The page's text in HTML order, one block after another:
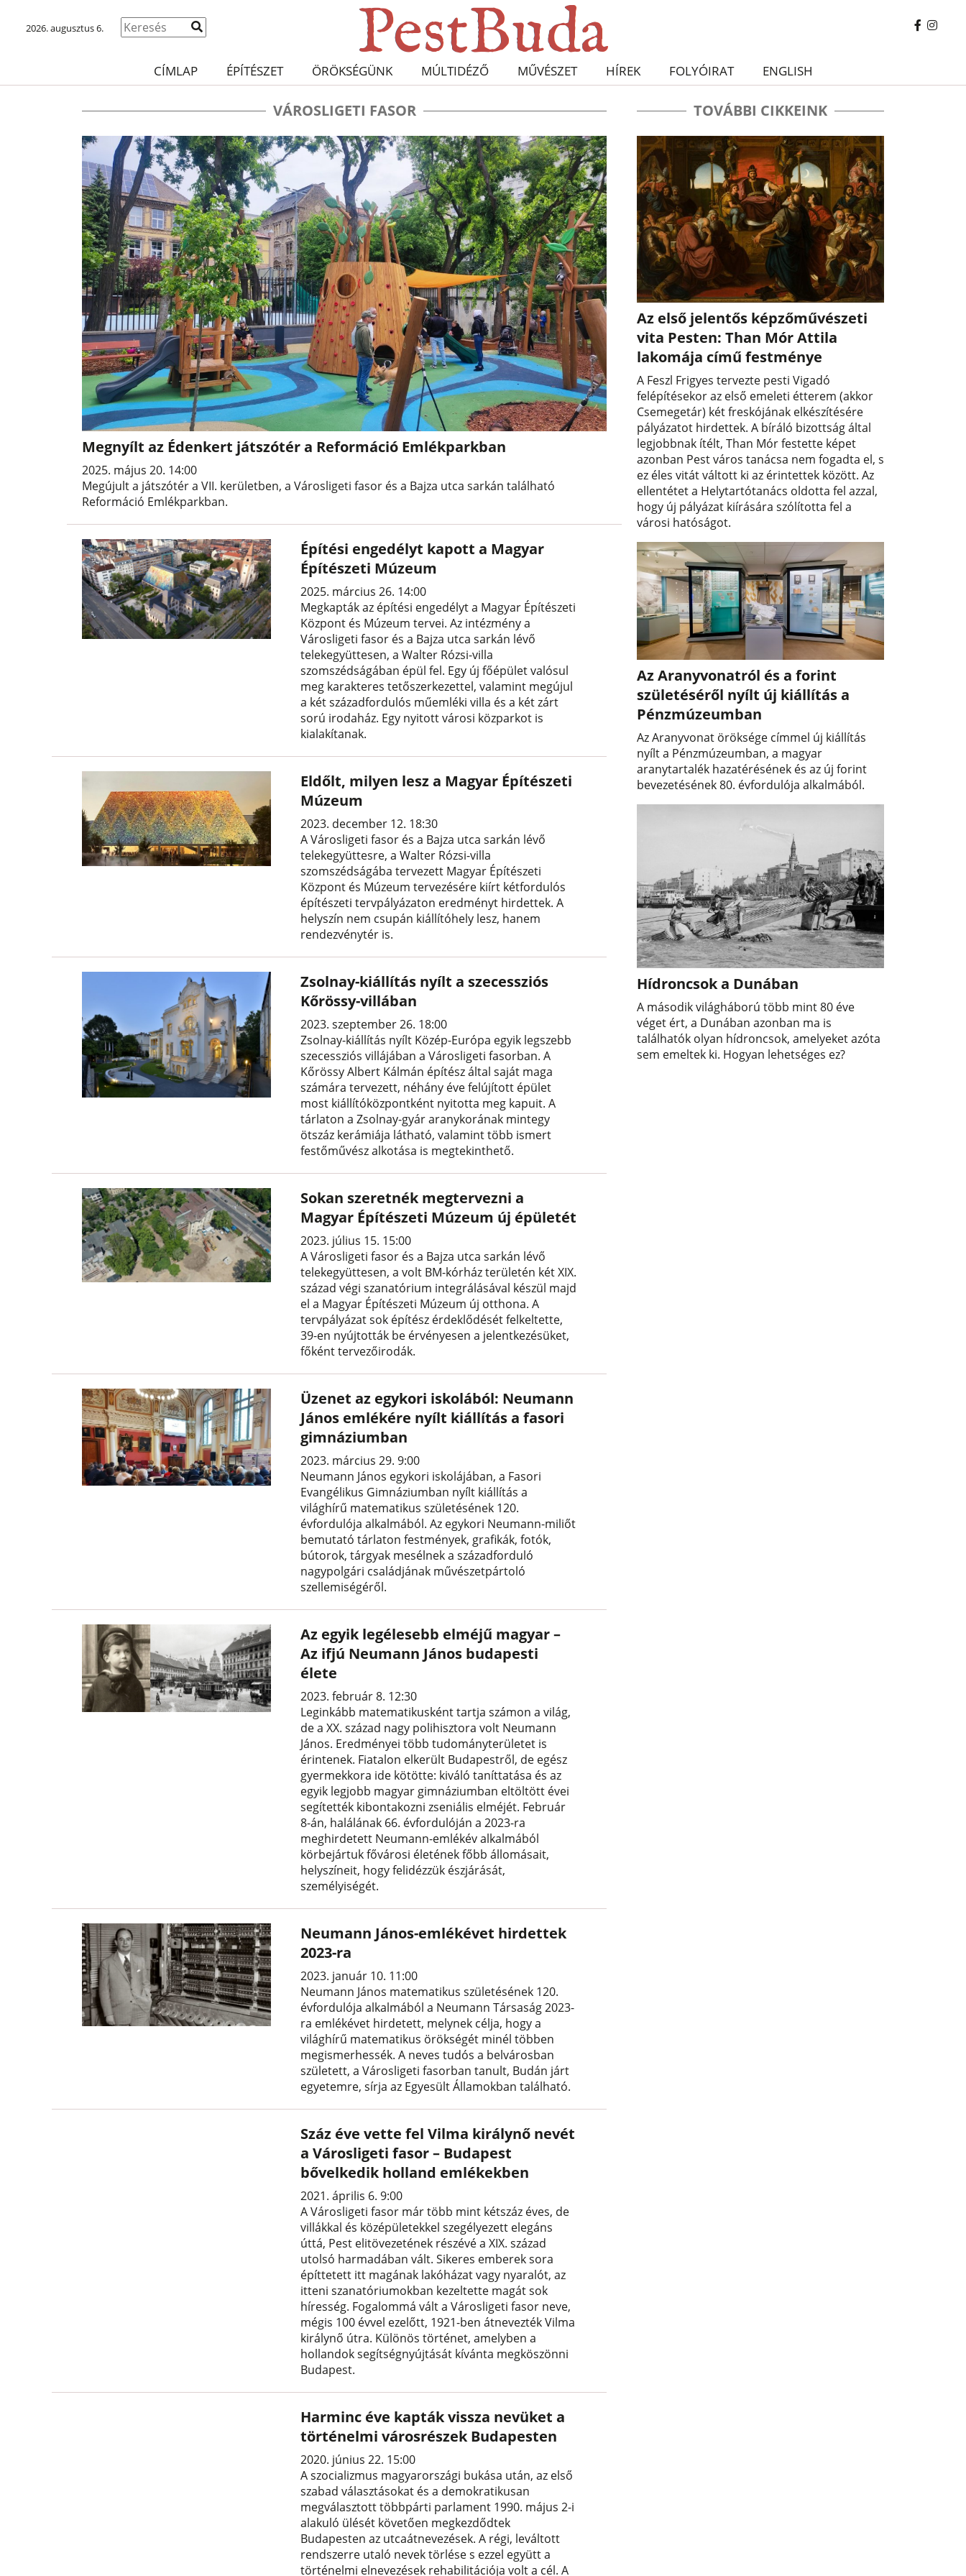
2026. augusztus 6.
CÍMLAP ÉPÍTÉSZET ÖRÖKSÉGÜNK MÚLTIDÉZŐ MŰVÉSZET HÍREK FOLYÓIRAT ENGLISH
VÁROSLIGETI FASOR
Megnyílt az Édenkert játszótér a Reformáció Emlékparkban
2025. május 20. 14:00
Megújult a játszótér a VII. kerületben, a Városligeti fasor és a Bajza utca sarkán található
Reformáció Emlékparkban.
Építési engedélyt kapott a Magyar
Építészeti Múzeum
2025. március 26. 14:00
Megkapták az építési engedélyt a Magyar Építészeti
Központ és Múzeum tervei. Az intézmény a
Városligeti fasor és a Bajza utca sarkán lévő
telekegyüttesen, a Walter Rózsi-villa
szomszédságában épül fel. Egy új főépület valósul
meg karakteres tetőszerkezettel, valamint megújul
a két századfordulós műemléki villa és a két zárt
sorú irodaház. Egy nyitott városi közparkot is
kialakítanak.
Eldőlt, milyen lesz a Magyar Építészeti
Múzeum
2023. december 12. 18:30
A Városligeti fasor és a Bajza utca sarkán lévő
telekegyüttesre, a Walter Rózsi-villa
szomszédságába tervezett Magyar Építészeti
Központ és Múzeum tervezésére kiírt kétfordulós
építészeti tervpályázaton eredményt hirdettek. A
helyszín nem csupán kiállítóhely lesz, hanem
rendezvénytér is.
Zsolnay-kiállítás nyílt a szecessziós
Kőrössy-villában
2023. szeptember 26. 18:00
Zsolnay-kiállítás nyílt Közép-Európa egyik legszebb
szecessziós villájában a Városligeti fasorban. A
Kőrössy Albert Kálmán építész által saját maga
számára tervezett, néhány éve felújított épület
most kiállítóközpontként nyitotta meg kapuit. A
tárlaton a Zsolnay-gyár aranykorának mintegy
ötszáz kerámiája látható, valamint több ismert
festőművész alkotása is megtekinthető.
Sokan szeretnék megtervezni a
Magyar Építészeti Múzeum új épületét
2023. július 15. 15:00
A Városligeti fasor és a Bajza utca sarkán lévő
telekegyüttesen, a volt BM-kórház területén két XIX.
század végi szanatórium integrálásával készül majd
el a Magyar Építészeti Múzeum új otthona. A
tervpályázat sok építész érdeklődését felkeltette,
39-en nyújtották be érvényesen a jelentkezésüket,
főként tervezőirodák.
Üzenet az egykori iskolából: Neumann
János emlékére nyílt kiállítás a fasori
gimnáziumban
2023. március 29. 9:00
Neumann János egykori iskolájában, a Fasori
Evangélikus Gimnáziumban nyílt kiállítás a
világhírű matematikus születésének 120.
évfordulója alkalmából. Az egykori Neumann-miliőt
bemutató tárlaton festmények, grafikák, fotók,
bútorok, tárgyak mesélnek a századforduló
nagypolgári családjának művészetpártoló
szellemiségéről.
Az egyik legélesebb elméjű magyar –
Az ifjú Neumann János budapesti
élete
2023. február 8. 12:30
Leginkább matematikusként tartja számon a világ,
de a XX. század nagy polihisztora volt Neumann
János. Eredményei több tudományterületet is
érintenek. Fiatalon elkerült Budapestről, de egész
gyermekkora ide kötötte: kiváló taníttatása és az
egyik legjobb magyar gimnáziumban eltöltött évei
segítették kibontakozni zseniális elméjét. Február
8-án, halálának 66. évfordulóján a 2023-ra
meghirdetett Neumann-emlékév alkalmából
körbejártuk fővárosi életének főbb állomásait,
helyszíneit, hogy felidézzük észjárását,
személyiségét.
Neumann János-emlékévet hirdettek
2023-ra
2023. január 10. 11:00
Neumann János matematikus születésének 120.
évfordulója alkalmából a Neumann Társaság 2023-
ra emlékévet hirdetett, melynek célja, hogy a
világhírű matematikus örökségét minél többen
megismerhessék. A neves tudós a belvárosban
született, a Városligeti fasorban tanult, Budán járt
egyetemre, sírja az Egyesült Államokban található.
Száz éve vette fel Vilma királynő nevét
a Városligeti fasor – Budapest
bővelkedik holland emlékekben
2021. április 6. 9:00
A Városligeti fasor már több mint kétszáz éves, de
villákkal és középületekkel szegélyezett elegáns
úttá, Pest elitövezetének részévé a XIX. század
utolsó harmadában vált. Sikeres emberek sora
építtetett itt magának lakóházat vagy nyaralót, az
itteni szanatóriumokban kezeltette magát sok
híresség. Fogalommá vált a Városligeti fasor neve,
mégis 100 évvel ezelőtt, 1921-ben átnevezték Vilma
királynő útra. Különös történet, amelyben a
hollandok segítségnyújtását kívánta megköszönni
Budapest.
Harminc éve kapták vissza nevüket a
történelmi városrészek Budapesten
2020. június 22. 15:00
A szocializmus magyarországi bukása után, az első
szabad választásokat és a demokratikusan
megválasztott többpárti parlament 1990. május 2-i
alakuló ülését követően megkezdődtek
Budapesten az utcaátnevezések. A régi, leváltott
rendszerre utaló nevek törlése s ezzel együtt a
történelmi elnevezések rehabilitációja volt a cél. A
TOVÁBBI CIKKEINK
Az első jelentős képzőművészeti
vita Pesten: Than Mór Attila
lakomája című festménye
A Feszl Frigyes tervezte pesti Vigadó
felépítésekor az első emeleti étterem (akkor
Csemegetár) két freskójának elkészítésére
pályázatot hirdettek. A bíráló bizottság által
legjobbnak ítélt, Than Mór festette képet
azonban Pest város tanácsa nem fogadta el, s
ez éles vitát váltott ki az érintettek között. Az
ellentétet a Helytartótanács oldotta fel azzal,
hogy új pályázat kiírására szólította fel a
városi hatóságot.
Az Aranyvonatról és a forint
születéséről nyílt új kiállítás a
Pénzmúzeumban
Az Aranyvonat öröksége címmel új kiállítás
nyílt a Pénzmúzeumban, a magyar
aranytartalék hazatérésének és az új forint
bevezetésének 80. évfordulója alkalmából.
Hídroncsok a Dunában
A második világháború több mint 80 éve
véget ért, a Dunában azonban ma is
találhatók olyan hídroncsok, amelyeket azóta
sem emeltek ki. Hogyan lehetséges ez?